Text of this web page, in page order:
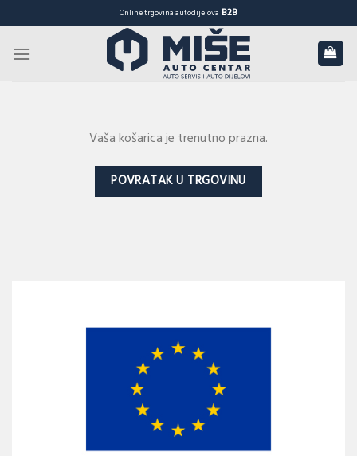
to
content
Online trgovina autodijelova B2B
Vaša košarica je trenutno prazna.
POVRATAK U TRGOVINU